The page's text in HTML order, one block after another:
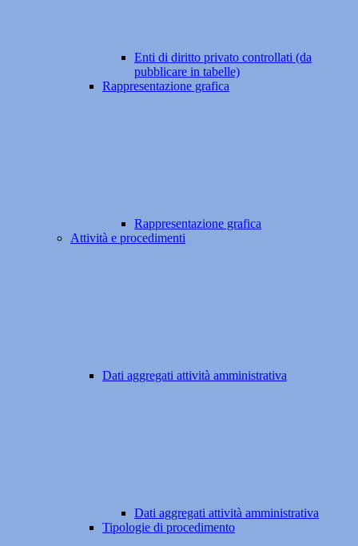
Enti di diritto privato controllati (da
pubblicare in tabelle)
Rappresentazione grafica
Rappresentazione grafica
Attività e procedimenti
Dati aggregati attività amministrativa
Dati aggregati attività amministrativa
Tipologie di procedimento